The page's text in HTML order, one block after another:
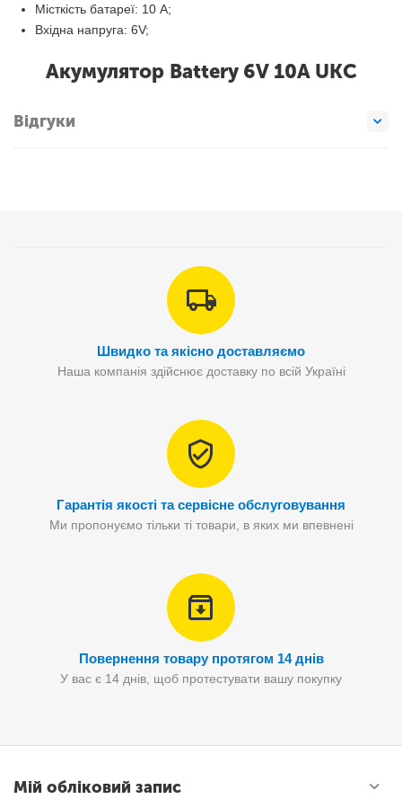
Місткість батареї: 10 A;
Вхідна напруга: 6V;
Акумулятор Battery 6V 10A UKС
Відгуки
Швидко та якісно доставляємо
Наша компанія здійснює доставку по всій Україні
Гарантія якості та сервісне обслуговування
Ми пропонуємо тільки ті товари, в яких ми впевнені
Повернення товару протягом 14 днів
У вас є 14 днів, щоб протестувати вашу покупку
Мій обліковий запис